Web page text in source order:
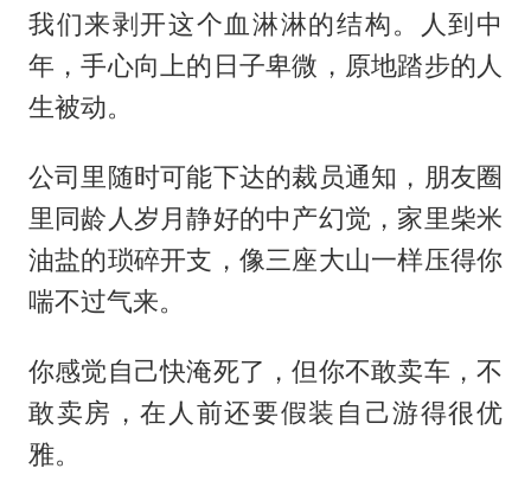
我们来剥开这个血淋淋的结构。人到中
年，手心向上的日子卑微，原地踏步的人
生被动。
公司里随时可能下达的裁员通知，朋友圈
里同龄人岁月静好的中产幻觉，家里柴米
油盐的琐碎开支，像三座大山一样压得你
喘不过气来。
你感觉自己快淹死了，但你不敢卖车，不
敢卖房，在人前还要假装自己游得很优
雅。